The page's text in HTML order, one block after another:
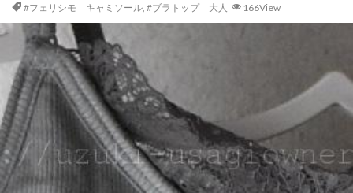
#フェリシモ キャミソール, #ブラトップ 大人 166View